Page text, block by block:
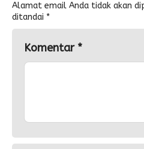
Alamat email Anda tidak akan
ditandai *
Komentar *